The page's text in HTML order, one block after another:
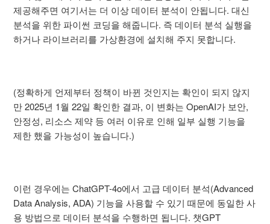
제공해주면 여기서는 더 이상 데이터 분석이 안됩니다. 대신
분석을 위한 파이썬 코딩을 해줍니다. 즉 데이터 분석 실행을
하거나 라이브러리를 가상환경에 설치해 주지 못합니다.
(정확하게 언제부터 정책이 바뀐 것인지는 확인이 되지 않지
만 2025년 1월 22일 확인한 결과, 이 변화는 OpenAI가 보안,
안정성, 리소스 제약 등 여러 이유로 인해 일부 실행 기능을
제한 했을 가능성이 높습니다.)
이런 경우에는 ChatGPT-4o에서 고급 데이터 분석(Advanced
Data Analysis, ADA) 기능을 사용할 수 있기 때문에 동일한 사
용 방법으로 데이터 분석을 수행하면 됩니다. 챗GPT